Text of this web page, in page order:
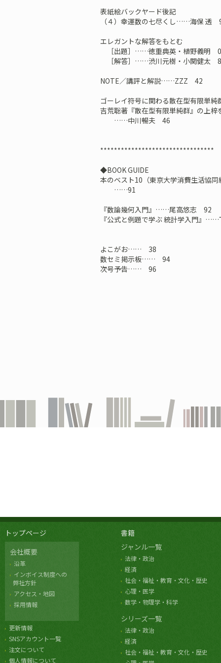
表紙絵バックヤード後記
（４）幸運数の七尽くし……海保 透
エレガントな解答をもとむ
［出題］……徳重典英・植野義明 0
［解答］……渋川元樹・小関健太
NOTE／講評と解説……ZZZ 42
ゴーレイ符号に関わる散在型有限単純
吉荒聡著『散在型有限単純群』の上梓
……中川暢夫 46
*********************************
◆BOOK GUIDE
本のベスト10（東京大学消費生活協
……91
『数論幾何入門』……尾高悠志 92
『公式と例題で学ぶ 統計学入門』
よこがお…… 38
数セミ掲示板…… 94
次号予告…… 96
トップページ
会社概要
沿革
インボイス制度への
弊社方針
アクセス・地図
採用情報
更新情報
SNSアカウント一覧
注文について
個人情報について
書籍
ジャンル一覧
法律・政治
経済
社会・福祉・教育・文化・歴史
心理・医学
数学・物理学・科学
シリーズ一覧
法律・政治
経済
社会・福祉・教育・文化・歴史